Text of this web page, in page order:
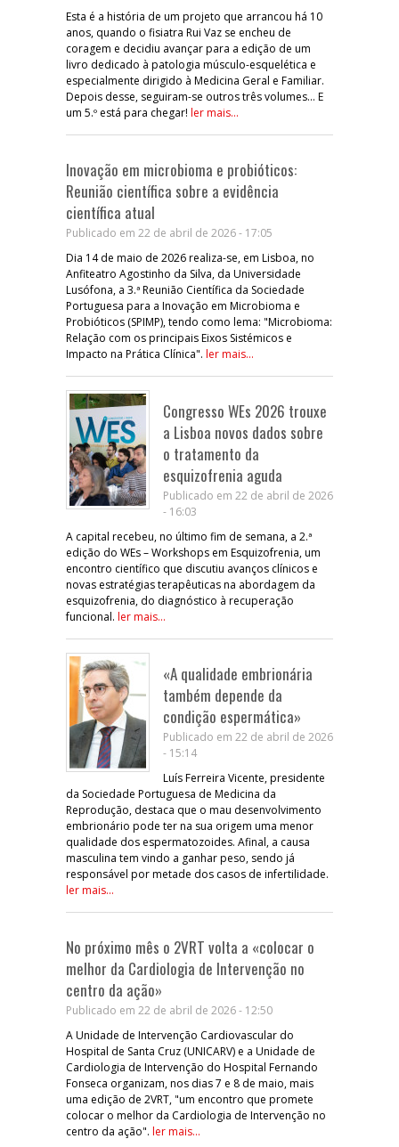
Esta é a história de um projeto que arrancou há 10
anos, quando o fisiatra Rui Vaz se encheu de
coragem e decidiu avançar para a edição de um
livro dedicado à patologia músculo-esquelética e
especialmente dirigido à Medicina Geral e Familiar.
Depois desse, seguiram-se outros três volumes… E
um 5.º está para chegar! ler mais...
Inovação em microbioma e probióticos:
Reunião científica sobre a evidência
científica atual
Publicado em 22 de abril de 2026 - 17:05
Dia 14 de maio de 2026 realiza-se, em Lisboa, no
Anfiteatro Agostinho da Silva, da Universidade
Lusófona, a 3.ª Reunião Científica da Sociedade
Portuguesa para a Inovação em Microbioma e
Probióticos (SPIMP), tendo como lema: "Microbioma:
Relação com os principais Eixos Sistémicos e
Impacto na Prática Clínica". ler mais...
Congresso WEs 2026 trouxe
a Lisboa novos dados sobre
o tratamento da
esquizofrenia aguda
Publicado em 22 de abril de 2026
- 16:03
A capital recebeu, no último fim de semana, a 2.ª
edição do WEs – Workshops em Esquizofrenia, um
encontro científico que discutiu avanços clínicos e
novas estratégias terapêuticas na abordagem da
esquizofrenia, do diagnóstico à recuperação
funcional. ler mais...
«A qualidade embrionária
também depende da
condição espermática»
Publicado em 22 de abril de 2026
- 15:14
Luís Ferreira Vicente, presidente
da Sociedade Portuguesa de Medicina da
Reprodução, destaca que o mau desenvolvimento
embrionário pode ter na sua origem uma menor
qualidade dos espermatozoides. Afinal, a causa
masculina tem vindo a ganhar peso, sendo já
responsável por metade dos casos de infertilidade.
ler mais...
No próximo mês o 2VRT volta a «colocar o
melhor da Cardiologia de Intervenção no
centro da ação»
Publicado em 22 de abril de 2026 - 12:50
A Unidade de Intervenção Cardiovascular do
Hospital de Santa Cruz (UNICARV) e a Unidade de
Cardiologia de Intervenção do Hospital Fernando
Fonseca organizam, nos dias 7 e 8 de maio, mais
uma edição de 2VRT, "um encontro que promete
colocar o melhor da Cardiologia de Intervenção no
centro da ação". ler mais...